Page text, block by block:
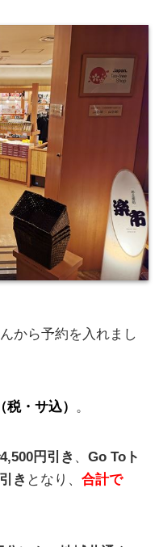
から予約を入れまし
・サ込） 。
円引き 、Go Toト
き となり、合計で